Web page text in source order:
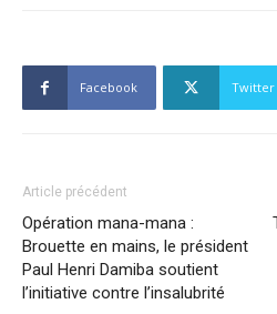
Facebook Twitter
Article précédent
Opération mana-mana :
Brouette en mains, le président
Paul Henri Damiba soutient
l’initiative contre l’insalubrité